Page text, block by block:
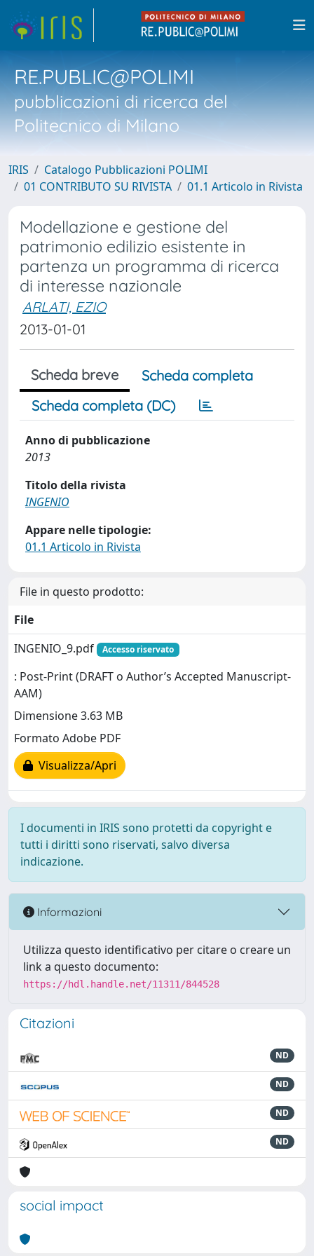
RE.PUBLIC@POLIMI
pubblicazioni di ricerca del
Politecnico di Milano
IRIS
Catalogo Pubblicazioni POLIMI
01 CONTRIBUTO SU RIVISTA
01.1 Articolo in Rivista
Modellazione e gestione del
patrimonio edilizio esistente in
partenza un programma di ricerca
di interesse nazionale
ARLATI, EZIO
2013-01-01
Scheda breve
Scheda completa
Scheda completa (DC)
Anno di pubblicazione
2013
Titolo della rivista
INGENIO
Appare nelle tipologie:
01.1 Articolo in Rivista
File in questo prodotto:
File
INGENIO_9.pdf
Accesso riservato
: Post-Print (DRAFT o Author’s Accepted Manuscript-
AAM)
Dimensione 3.63 MB
Formato Adobe PDF
Visualizza/Apri
I documenti in IRIS sono protetti da copyright e
tutti i diritti sono riservati, salvo diversa
indicazione.
Informazioni
Utilizza questo identificativo per citare o creare un
link a questo documento:
https://hdl.handle.net/11311/844528
Citazioni
ND
ND
ND
ND
social impact